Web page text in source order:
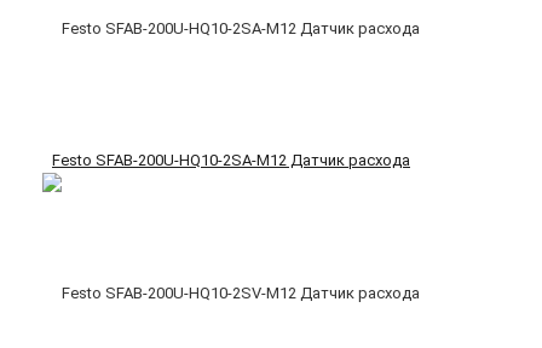
Festo SFAB-200U-HQ10-2SA-M12 Датчик расхода